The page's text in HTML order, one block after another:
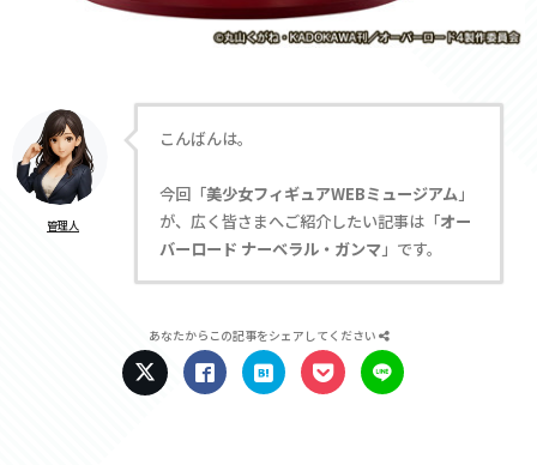
管理人
こんばんは。
今回「美少女フィギュアWEBミュージアム 」
が、広く皆さまへご紹介したい記事は「オー
バーロード ナーベラル・ガンマ 」です。
あなたからこの記事をシェアしてください